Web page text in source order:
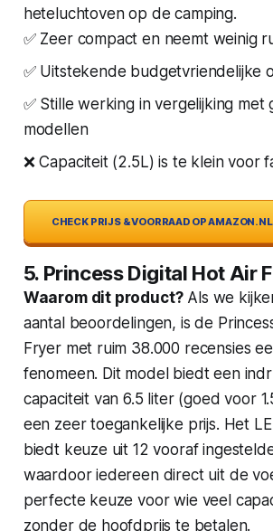
heteluchtoven op de camping.
✅ Zeer compact en neemt weinig
✅ Uitstekende budgetvriendelijke
✅ Stille werking in vergelijking met
modellen
❌ Capaciteit (2.5L) is te klein voor
CHECK PRIJS & VOORRAAD OP AMAZON.NL
5. Princess Digital Hot Air
Waarom dit product?Als we
aantal beoordelingen, is de
Fryer met ruim 38.000 recensies
fenomeen. Dit model biedt een
capaciteit van 6.5 liter (goed voor
een zeer toegankelijke prijs. Het
biedt keuze uit 12 vooraf
waardoor iedereen direct uit de
perfecte keuze voor wie veel
zonder de hoofdprijs te betalen.